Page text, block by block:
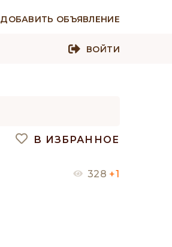
ДОБАВИТЬ ОБЪЯВЛЕНИЕ
ВОЙТИ
В ИЗБРАННОЕ
328 +1